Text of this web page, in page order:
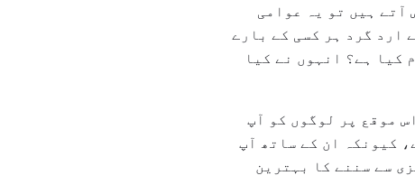
آتے ہیں تو یہ عوامی
ارد گرد ہر کسی کے بارے
کیا ہے؟ انہوں نے کیا
موقع پر لوگوں کو آپ
کیونکہ ان کے ساتھ آپ
سے سننے کا بہترین